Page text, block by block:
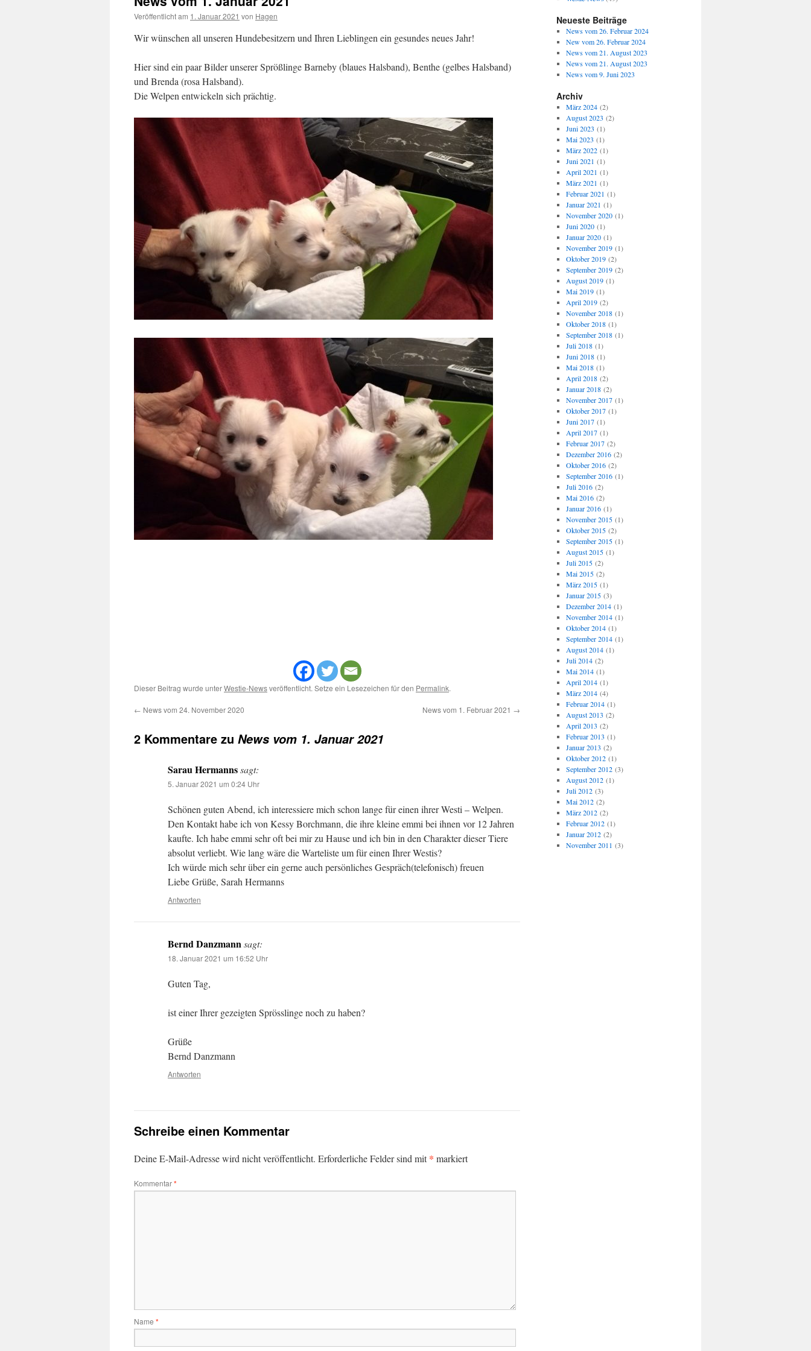
Veröffentlicht am 1. Januar 2021 von Hagen
Wir wünschen all unseren Hundebesitzern und Ihren Lieblingen ein gesundes neues Jahr!
Hier sind ein paar Bilder unserer Sprößlinge Barneby (blaues Halsband), Benthe (gelbes Halsband)
und Brenda (rosa Halsband).
Die Welpen entwickeln sich prächtig.
Dieser Beitrag wurde unterWestie-Newsveröffentlicht. Setze ein Lesezeichen für den Permalink.
← News vom 24. November 2020 News vom 1. Februar 2021 →
2 Kommentare zu News vom 1. Januar 2021
Sarau Hermannssagt:
5. Januar 2021 um 0:24 Uhr
Schönen guten Abend, ich interessiere mich schon lange für einen ihrer Westi – Welpen.
Den Kontakt habe ich von Kessy Borchmann, die ihre kleine emmi bei ihnen vor 12 Jahren
kaufte. Ich habe emmi sehr oft bei mir zu Hause und ich bin in den Charakter dieser Tiere
absolut verliebt. Wie lang wäre die Warteliste um für einen Ihrer Westis?
Ich würde mich sehr über ein gerne auch persönliches Gespräch(telefonisch) freuen
Liebe Grüße, Sarah Hermanns
Antworten
Bernd Danzmannsagt:
18. Januar 2021 um 16:52 Uhr
Guten Tag,
ist einer Ihrer gezeigten Sprösslinge noch zu haben?
Grüße
Bernd Danzmann
Antworten
Schreibe einen Kommentar
Deine E-Mail-Adresse wird nicht veröffentlicht. Erforderliche Felder sind mit* markiert
Kommentar*
Name *
Neueste Beiträge
News vom 26. Februar 2024
New vom 26. Februar 2024
News vom 21. August 2023
News vom 21. August 2023
News vom 9. Juni 2023
Archiv
März 2024(2)
August 2023 (2)
Juni 2023 (1)
Mai 2023 (1)
März 2022(1)
Juni 2021 (1)
April 2021 (1)
März 2021 (1)
Februar 2021 (1)
Januar 2021 (1)
November 2020(1)
Juni 2020(1)
Januar 2020(1)
November 2019(1)
Oktober 2019(2)
September 2019(2)
August 2019(1)
Mai 2019(1)
April 2019(2)
November 2018(1)
Oktober 2018(1)
September 2018(1)
Juli 2018(1)
Juni 2018(1)
Mai 2018(1)
April 2018(2)
Januar 2018(2)
November 2017(1)
Oktober 2017(1)
Juni 2017(1)
April 2017(1)
Februar 2017(2)
Dezember 2016(2)
Oktober 2016(2)
September 2016(1)
Juli 2016(2)
Mai 2016(2)
Januar 2016(1)
November 2015(1)
Oktober 2015(2)
September 2015(1)
August 2015(1)
Juli 2015(2)
Mai 2015(2)
März 2015(1)
Januar 2015(3)
Dezember 2014(1)
November 2014(1)
Oktober 2014(1)
September 2014(1)
August 2014(1)
Juli 2014(2)
Mai 2014(1)
April 2014(1)
März 2014(4)
Februar 2014(1)
August 2013 (2)
April 2013 (2)
Februar 2013 (1)
Januar 2013 (2)
Oktober 2012(1)
September 2012(3)
August 2012(1)
Juli 2012(3)
Mai 2012(2)
März 2012(2)
Februar 2012(1)
Januar 2012(2)
November 2011 (3)